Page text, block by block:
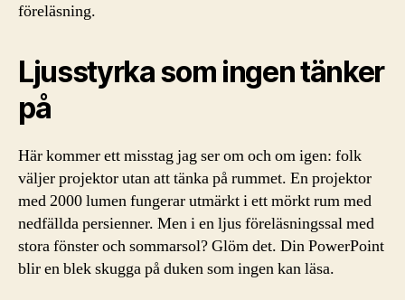
föreläsning.
Ljusstyrka som ingen tänker
på
Här kommer ett misstag jag ser om och om igen: folk
väljer projektor utan att tänka på rummet. En projektor
med 2000 lumen fungerar utmärkt i ett mörkt rum med
nedfällda persienner. Men i en ljus föreläsningssal med
stora fönster och sommarsol? Glöm det. Din PowerPoint
blir en blek skugga på duken som ingen kan läsa.